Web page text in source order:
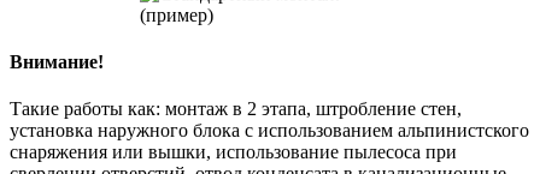
Внимание!
Такие работы как: монтаж в 2 этапа, штробление стен,
установка наружного блока с использованием альпинистского
снаряжения или вышки, использование пылесоса при